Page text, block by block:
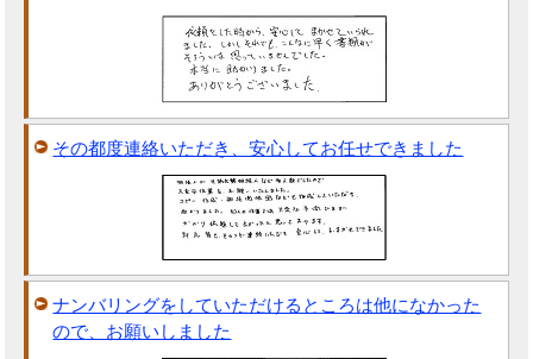
その都度連絡いただき、安心してお任せできました
ナンバリングをしていただけるところは他になかった
ので、お願いしました